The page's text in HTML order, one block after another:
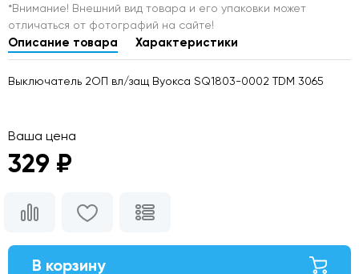
*Внимание! Внешний вид товара и его упаковки может
отличаться от фотографий на сайте!
Описание товара Характеристики
Выключатель 2ОП вл/защ Вуокса SQ1803-0002 TDM 3065
Ваша цена
329 ₽
В корзину